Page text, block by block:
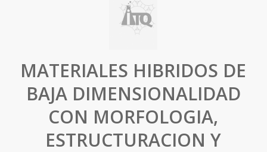
MATERIALES HIBRIDOS DE
BAJA DIMENSIONALIDAD
CON MORFOLOGIA,
ESTRUCTURACION Y